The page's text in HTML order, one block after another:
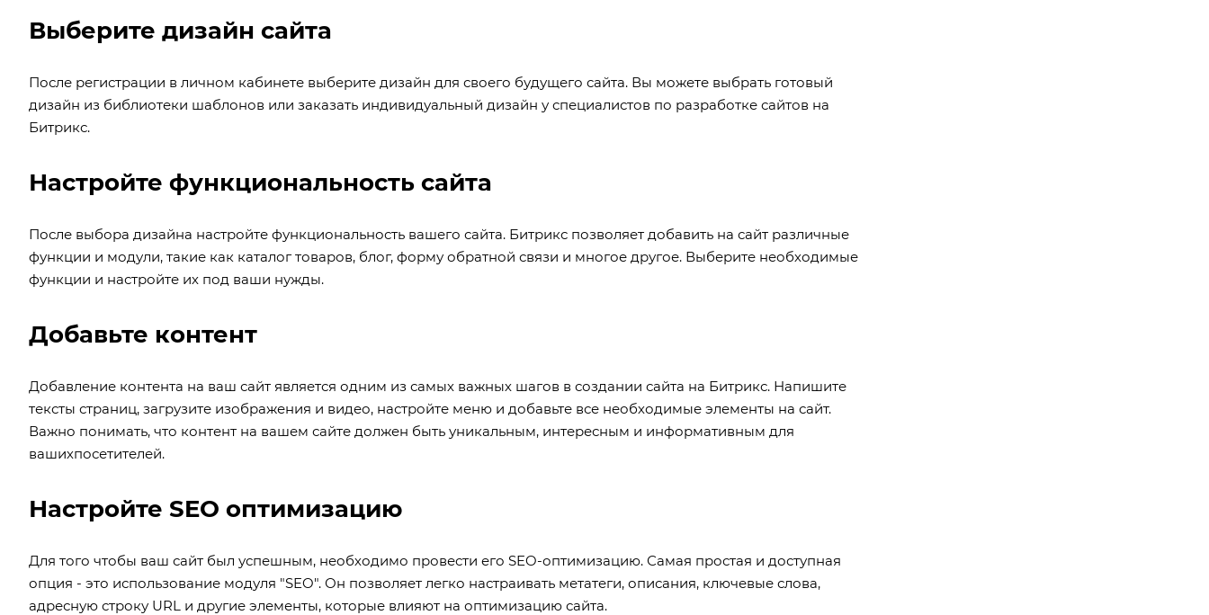
Выберите дизайн сайта
После регистрации в личном кабинете выберите дизайн для своего будущего сайта. Вы можете выбрать готовый
дизайн из библиотеки шаблонов или заказать индивидуальный дизайн у специалистов по разработке сайтов на
Битрикс.
Настройте функциональность сайта
После выбора дизайна настройте функциональность вашего сайта. Битрикс позволяет добавить на сайт различные
функции и модули, такие как каталог товаров, блог, форму обратной связи и многое другое. Выберите необходимые
функции и настройте их под ваши нужды.
Добавьте контент
Добавление контента на ваш сайт является одним из самых важных шагов в создании сайта на Битрикс. Напишите
тексты страниц, загрузите изображения и видео, настройте меню и добавьте все необходимые элементы на сайт.
Важно понимать, что контент на вашем сайте должен быть уникальным, интересным и информативным для
вашихпосетителей.
Настройте SEO оптимизацию
Для того чтобы ваш сайт был успешным, необходимо провести его SEO-оптимизацию. Самая простая и доступная
опция - это использование модуля "SEO". Он позволяет легко настраивать метатеги, описания, ключевые слова,
адресную строку URL и другие элементы, которые влияют на оптимизацию сайта.